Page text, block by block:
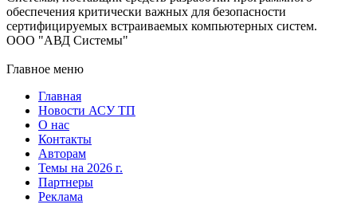
обеспечения критически важных для безопасности
сертифицируемых встраиваемых компьютерных систем.
ООО "АВД Системы"
Главное меню
Главная
Новости АСУ ТП
О нас
Контакты
Авторам
Темы на 2026 г.
Партнеры
Реклама